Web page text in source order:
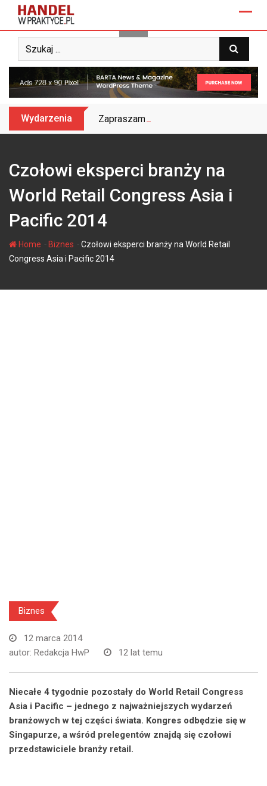
content
Wydarzenia Zapraszamy na Biznes&Trendy 2025
Czołowi eksperci branży na
World Retail Congress Asia i
Pacific 2014
Home Biznes
Czołowi eksperci branży na World Retail
Congress Asia i Pacific 2014
Biznes
12 marca 2014
autor: Redakcja HwP 12 lat temu
Niecałe 4 tygodnie pozostały do World Retail Congress
Asia i Pacific – jednego z najważniejszych wydarzeń
branżowych w tej części świata. Kongres odbędzie się w
Singapurze, a wśród prelegentów znajdą się czołowi
przedstawiciele branży retail.